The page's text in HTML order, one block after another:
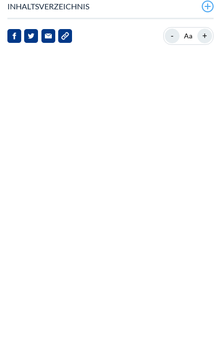
INHALTSVERZEICHNIS
Überblick über Pan Pacific International Holdings Corp
- Aa +